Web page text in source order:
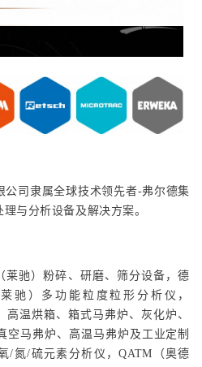
公司隶属全球技术领先者-弗尔德集
与分析设备及解决方案。
莱驰）粉碎、研磨、筛分设备，德
驰）多功能粒度粒形分析仪，
温烘箱、箱式马弗炉、灰化炉、
空马弗炉、高温马弗炉及工业定制
/氮/硫元素分析仪，QATM（奥德